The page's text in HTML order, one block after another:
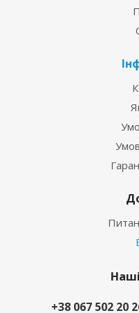
+38 067 502 20